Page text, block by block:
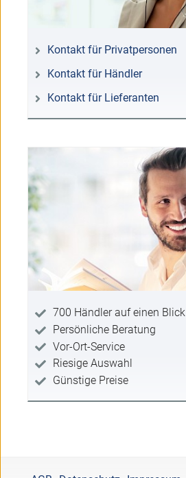
Kontakt für Privatpersonen
Kontakt für Händler
Kontakt für Lieferanten
700 Händler auf einen Blick
Persönliche Beratung
Vor-Ort-Service
Riesige Auswahl
Günstige Preise